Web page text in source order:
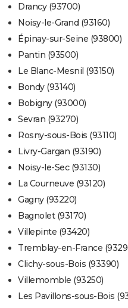
Drancy (93700)
Noisy-le-Grand (93160)
Épinay-sur-Seine (93800)
Pantin (93500)
Le Blanc-Mesnil (93150)
Bondy (93140)
Bobigny (93000)
Sevran (93270)
Rosny-sous-Bois (93110)
Livry-Gargan (93190)
Noisy-le-Sec (93130)
La Courneuve (93120)
Gagny (93220)
Bagnolet (93170)
Villepinte (93420)
Tremblay-en-France
Clichy-sous-Bois (93390)
Villemomble (93250)
Les Pavillons-sous-Bois